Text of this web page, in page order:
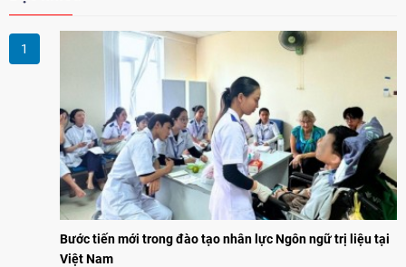
Bước tiến mới trong đào tạo nhân lực Ngôn ngữ trị liệu tại
Việt Nam